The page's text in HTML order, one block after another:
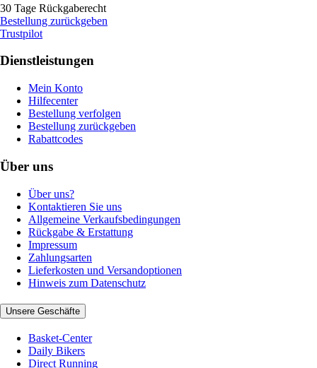
30 Tage Rückgaberecht
Bestellung zurückgeben
Trustpilot
Dienstleistungen
Mein Konto
Hilfecenter
Bestellung verfolgen
Bestellung zurückgeben
Rabattcodes
Über uns
Über uns?
Kontaktieren Sie uns
Allgemeine Verkaufsbedingungen
Rückgabe & Erstattung
Impressum
Zahlungsarten
Lieferkosten und Versandoptionen
Hinweis zum Datenschutz
Unsere Geschäfte
Basket-Center
Daily Bikers
Direct Running